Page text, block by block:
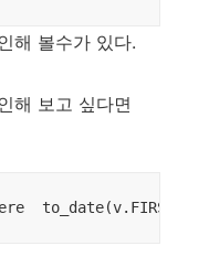
해 볼수가 있다.
해 보고 싶다면